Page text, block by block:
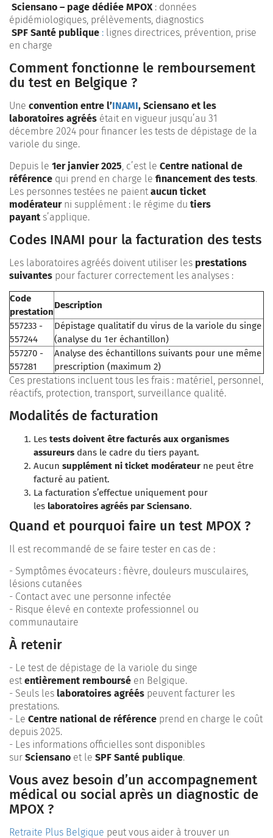
Sciensano – page dédiée MPOX : données
épidémiologiques, prélèvements, diagnostics
SPF Santé publique : lignes directrices, prévention, prise
en charge
Comment fonctionne le remboursement
du test en Belgique ?
Une convention entre l’INAMI, Sciensano et les
laboratoires agréés était en vigueur jusqu’au 31
décembre 2024 pour financer les tests de dépistage de la
variole du singe.
Depuis le 1er janvier 2025, c’est le Centre national de
référence qui prend en charge le financement des tests.
Les personnes testées ne paientaucun ticket
modérateurni supplément : le régime du tiers
payant s’applique.
Codes INAMI pour la facturation des tests
Les laboratoires agréés doivent utiliser les prestations
suivantes pour facturer correctement les analyses :
Code
prestation
Description
557233 -
557244
Dépistage qualitatif du virus de la variole du singe
(analyse du 1er échantillon)
557270 -
557281
Analyse des échantillons suivants pour une même
prescription (maximum 2)
Ces prestations incluent tous les frais : matériel, personnel,
réactifs, protection, transport, surveillance qualité.
Modalités de facturation
Les tests doivent être facturés aux organismes
assureurs dans le cadre du tiers payant.
Aucun supplément ni ticket modérateur ne peut être
facturé au patient.
La facturation s’effectue uniquement pour
les laboratoires agréés par Sciensano.
Quand et pourquoi faire un test MPOX ?
Il est recommandé de se faire tester en cas de :
- Symptômes évocateurs : fièvre, douleurs musculaires,
lésions cutanées
- Contact avec une personne infectée
- Risque élevé en contexte professionnel ou
communautaire
À retenir
- Le test de dépistage de la variole du singe
estentièrement remboursé en Belgique.
- Seuls les laboratoires agréés peuvent facturer les
prestations.
- Le Centre national de référence prend en charge le coût
depuis 2025.
- Les informations officielles sont disponibles
sur Sciensano et le SPF Santé publique.
Vous avez besoin d’un accompagnement
médical ou social après un diagnostic de
MPOX ?
Retraite Plus Belgique peut vous aider à trouver un